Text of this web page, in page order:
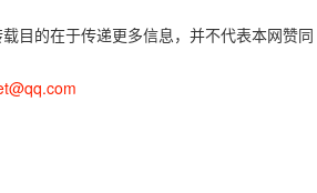
目的在于传递更多信息，并不代表本网赞同